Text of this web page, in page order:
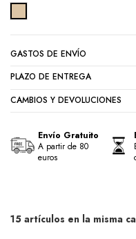
GASTOS DE ENVÍO
PLAZO DE ENTREGA
CAMBIOS Y DEVOLUCIONES
Envío Gratuito
A partir de 80
euros
15 artículos en la misma